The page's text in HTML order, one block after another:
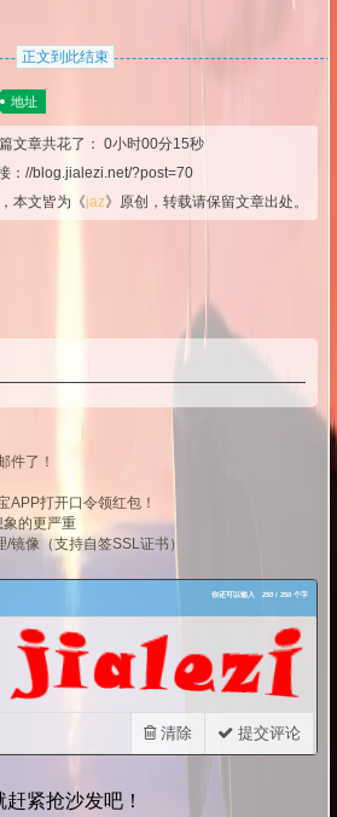
正文到此结束
地址
文章共花了： 0小时00分16秒
：//blog.jialezi.net/?post=70
本文皆为《jaz》原创，转载请保留文章出处。
件了！
APP打开口令领红包！
的更严重
像（支持自签SSL证书）
你还可以输入 250/ 250 个字
提交评论
清除
紧抢沙发吧！